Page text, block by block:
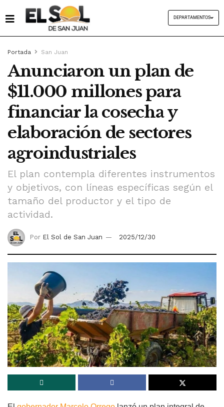
DEPARTAMENTOS
Portada San Juan
Anunciaron un plan de
$11.000 millones para
financiar la cosecha y
elaboración de sectores
agroindustriales
El plan contempla diferentes instrumentos
y objetivos, con líneas específicas según el
tamaño del productor y el tipo de
actividad.
Por El Sol de San Juan 2025/12/30